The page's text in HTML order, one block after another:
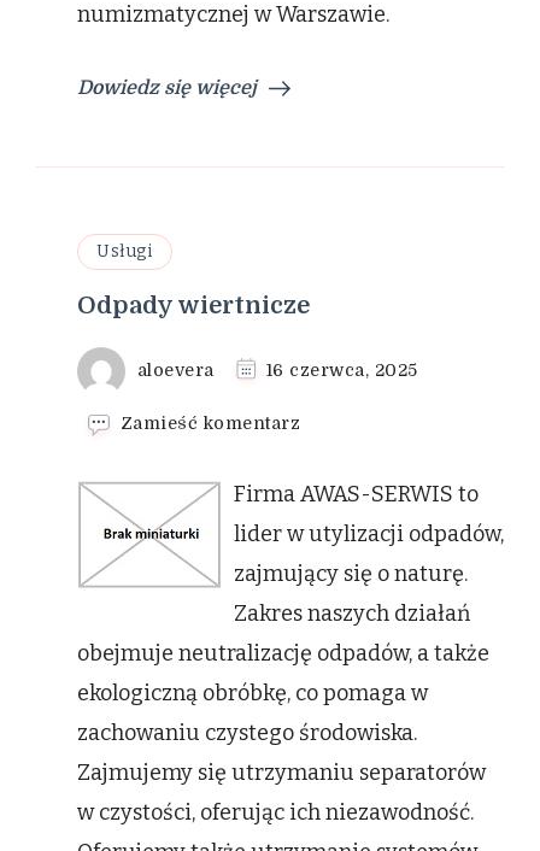
numizmatycznej w Warszawie.
Dowiedz się więcej
Usługi
Odpady wiertnicze
aloevera 16 czerwca, 2025
Zamieść komentarz
wiertnicze
Firma AWAS-SERWIS to
lider w utylizacji odpadów,
zajmujący się o naturę.
Zakres naszych działań
obejmuje neutralizację odpadów, a także
ekologiczną obróbkę, co pomaga w
zachowaniu czystego środowiska.
Zajmujemy się utrzymaniu separatorów
w czystości, oferując ich niezawodność.